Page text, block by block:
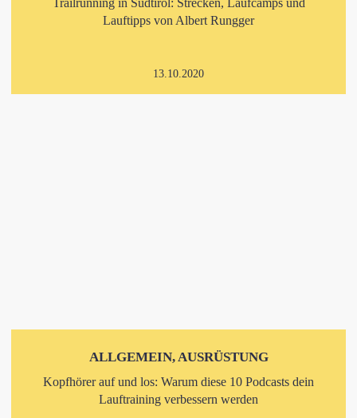
Trailrunning in Südtirol: Strecken, Laufcamps und
Lauftipps von Albert Rungger
13.10.2020
ALLGEMEIN, AUSRÜSTUNG
Kopfhörer auf und los: Warum diese 10 Podcasts dein
Lauftraining verbessern werden